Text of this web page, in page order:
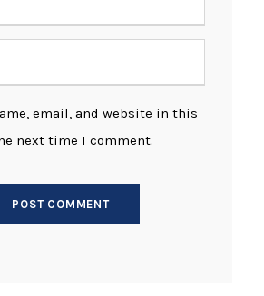
email, and website in this
next time I comment.